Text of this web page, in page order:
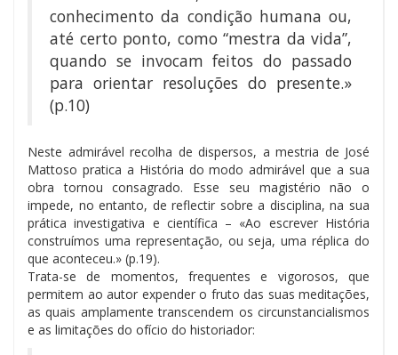
conhecimento da condição humana ou,
até certo ponto, como “mestra da vida”,
quando se invocam feitos do passado
para orientar resoluções do presente.»
(p.10)
Neste admirável recolha de dispersos, a mestria de José
Mattoso pratica a História do modo admirável que a sua
obra tornou consagrado. Esse seu magistério não o
impede, no entanto, de reflectir sobre a disciplina, na sua
prática investigativa e científica – «Ao escrever História
construímos uma representação, ou seja, uma réplica do
que aconteceu.» (p.19).
Trata-se de momentos, frequentes e vigorosos, que
permitem ao autor expender o fruto das suas meditações,
as quais amplamente transcendem os circunstancialismos
e as limitações do ofício do historiador: